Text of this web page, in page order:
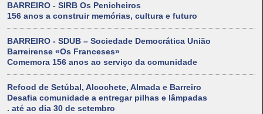
BARREIRO - SIRB Os Penicheiros
156 anos a construir memórias, cultura e futuro
BARREIRO - SDUB – Sociedade Democrática União
Barreirense «Os Franceses»
Comemora 156 anos ao serviço da comunidade
Refood de Setúbal, Alcochete, Almada e Barreiro
Desafia comunidade a entregar pilhas e lâmpadas
. até ao dia 30 de setembro